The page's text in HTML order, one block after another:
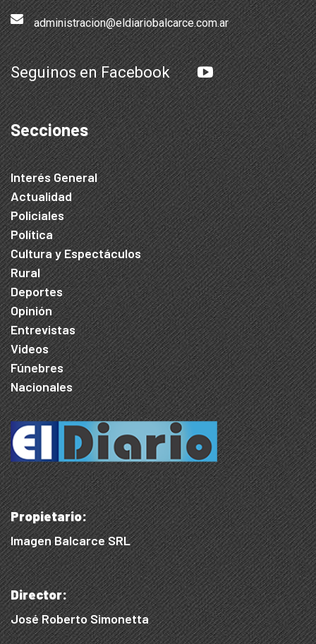
administracion@eldiariobalcarce.com.ar
Seguinos en Facebook
Secciones
Interés General
Actualidad
Policiales
Política
Cultura y Espectáculos
Rural
Deportes
Opinión
Entrevistas
Videos
Fúnebres
Nacionales
Propietario:
Imagen Balcarce SRL
Director:
José Roberto Simonetta